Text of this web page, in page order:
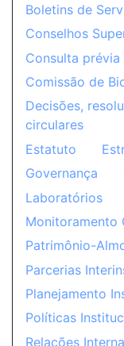
Boletins de
Conselhos
Consulta
Comissão de
Decisões,
circulares
Estatuto
Governança
Laboratórios
Monitoramento
Patrimônio-
Parcerias
Planejamento
Políticas
Relações